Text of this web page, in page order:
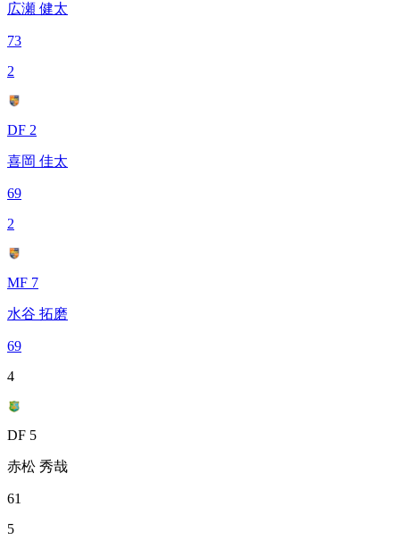
広瀬 健太
73
2
DF 2
喜岡 佳太
69
2
MF 7
水谷 拓磨
69
4
DF 5
赤松 秀哉
61
5